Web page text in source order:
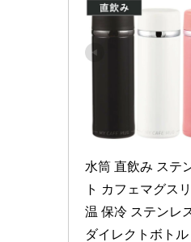
水筒 直飲み ステ
ト カフェマグス
温 保冷 ステンレ
ダイレクトボト